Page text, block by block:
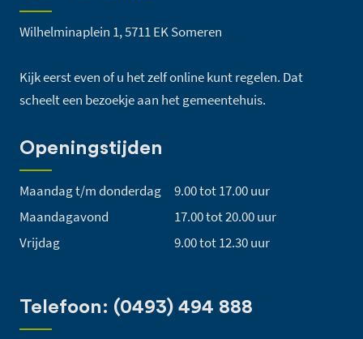
Wilhelminaplein 1, 5711 EK Someren
Kijk eerst even of u het zelf online kunt regelen. Dat
scheelt een bezoekje aan het gemeentehuis.
Openingstijden
Maandag t/m donderdag
9.00 tot 17.00 uur
Maandagavond
17.00 tot 20.00 uur
Vrijdag
9.00 tot 12.30 uur
Telefoon: (0493) 494 888